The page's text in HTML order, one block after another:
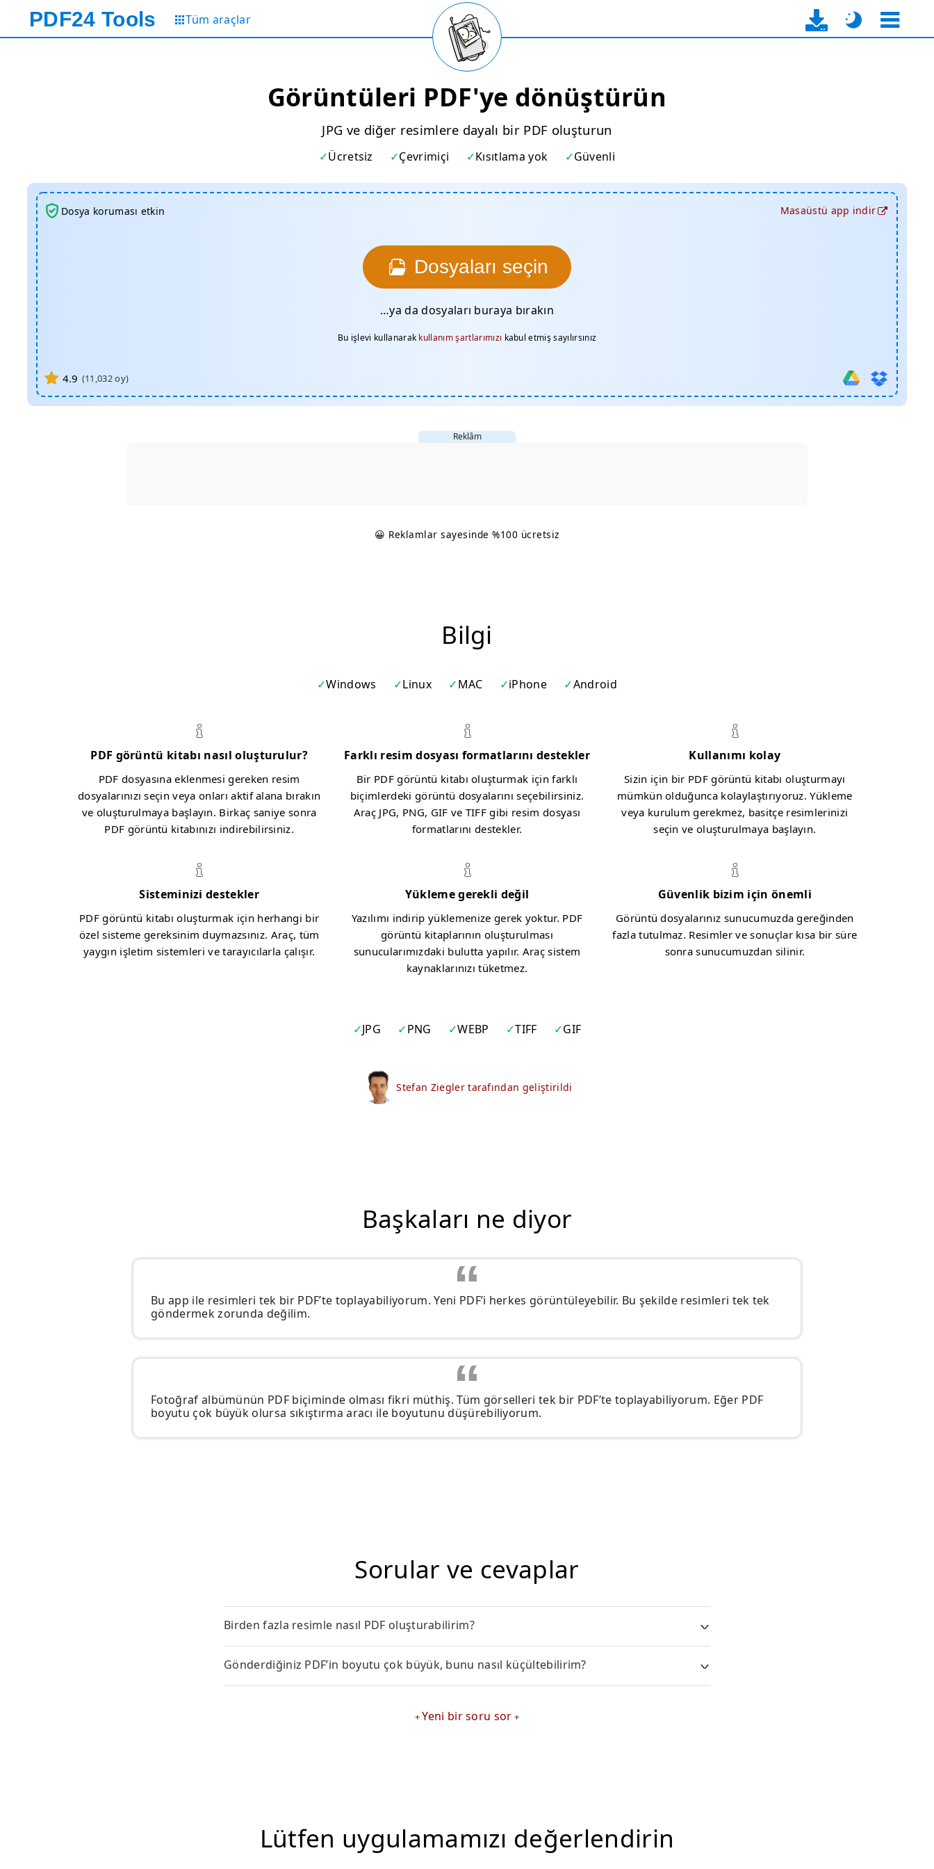
PDF24 Tools Tüm araçlar
Görüntüleri PDF'ye dönüştürün
JPG ve diğer resimlere dayalı bir PDF oluşturun
Ücretsiz Çevrimiçi Kısıtlama yok Güvenli
Dosyaları seçin
…ya da dosyaları buraya bırakın
Bu işlevi kullanarak kullanım şartlarımızı kabul etmiş sayılırsınız
4.9 (11,032oy)
Masaüstü app indir
Dosya koruması etkin
Reklâm
😀 Reklamlar sayesinde %100 ücretsiz
Bilgi
Windows Linux MAC iPhone Android
PDF görüntü kitabı nasıl oluşturulur?
PDF dosyasına eklenmesi gereken resim
dosyalarınızı seçin veya onları aktif alana bırakın
ve oluşturulmaya başlayın. Birkaç saniye sonra
PDF görüntü kitabınızı indirebilirsiniz.
Farklı resim dosyası formatlarını destekler
Bir PDF görüntü kitabı oluşturmak için farklı
biçimlerdeki görüntü dosyalarını seçebilirsiniz.
Araç JPG, PNG, GIF ve TIFF gibi resim dosyası
formatlarını destekler.
Kullanımı kolay
Sizin için bir PDF görüntü kitabı oluşturmayı
mümkün olduğunca kolaylaştırıyoruz. Yükleme
veya kurulum gerekmez, basitçe resimlerinizi
seçin ve oluşturulmaya başlayın.
Sisteminizi destekler
PDF görüntü kitabı oluşturmak için herhangi bir
özel sisteme gereksinim duymazsınız. Araç, tüm
yaygın işletim sistemleri ve tarayıcılarla çalışır.
Yükleme gerekli değil
Yazılımı indirip yüklemenize gerek yoktur. PDF
görüntü kitaplarının oluşturulması
sunucularımızdaki bulutta yapılır. Araç sistem
kaynaklarınızı tüketmez.
Güvenlik bizim için önemli
Görüntü dosyalarınız sunucumuzda gereğinden
fazla tutulmaz. Resimler ve sonuçlar kısa bir süre
sonra sunucumuzdan silinir.
JPG PNG WEBP TIFF GIF
Stefan Ziegler tarafından geliştirildi
Başkaları ne diyor
Bu app ile resimleri tek bir PDF’te toplayabiliyorum. Yeni PDF’i herkes görüntüleyebilir. Bu şekilde resimleri tek tek
göndermek zorunda değilim.
Fotoğraf albümünün PDF biçiminde olması fikri müthiş. Tüm görselleri tek bir PDF’te toplayabiliyorum. Eğer PDF
boyutu çok büyük olursa sıkıştırma aracı ile boyutunu düşürebiliyorum.
Sorular ve cevaplar
Birden fazla resimle nasıl PDF oluşturabilirim?
Gönderdiğiniz PDF’in boyutu çok büyük, bunu nasıl küçültebilirim?
Yeni bir soru sor
Lütfen uygulamamızı değerlendirin